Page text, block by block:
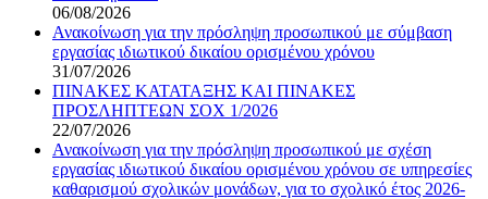
06/08/2026
Ανακοίνωση για την πρόσληψη προσωπικού με σύμβαση
εργασίας ιδιωτικού δικαίου ορισμένου χρόνου
31/07/2026
ΠΙΝΑΚΕΣ ΚΑΤΑΤΑΞΗΣ ΚΑΙ ΠΙΝΑΚΕΣ
ΠΡΟΣΛΗΠΤΕΩΝ ΣΟΧ 1/2026
22/07/2026
Ανακοίνωση για την πρόσληψη προσωπικού με σχέση
εργασίας ιδιωτικού δικαίου ορισμένου χρόνου σε υπηρεσίες
καθαρισμού σχολικών μονάδων, για το σχολικό έτος 2026-